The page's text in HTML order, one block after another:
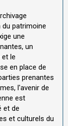
patrimoine
une
un
le
en place de
prenantes
l'avenir de
est
et de
et culturels du